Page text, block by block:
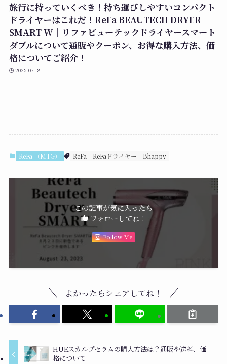
旅行に持っていくべき！持ち運びしやすいコンパクト
ドライヤーはこれだ！ReFa BEAUTECH DRYER
SMART W｜リファビューテックドライヤースマート
ダブルについて通販やクーポン、お得な購入方法、価
格についてご紹介！
2025-07-18
ReFa （MTG） ReFa ReFaドライヤー Bhappy
この記事が気に入ったら
フォローしてね！
Follow Me
よかったらシェアしてね！
HUEスカルプセラムの購入方法は？通販や送料、価
格について